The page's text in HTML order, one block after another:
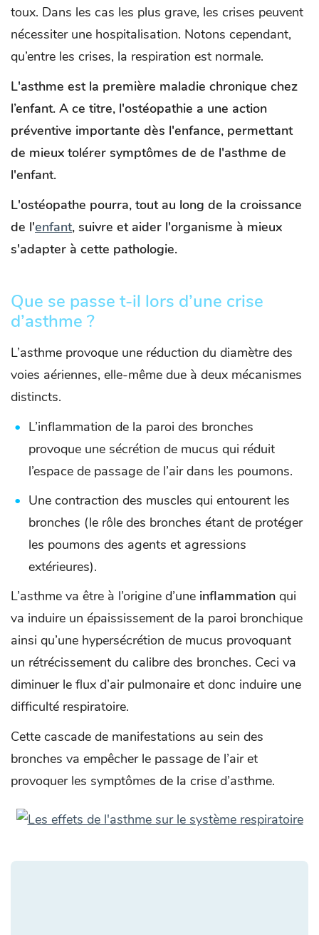
toux. Dans les cas les plus grave, les crises peuvent
nécessiter une hospitalisation. Notons cependant,
qu’entre les crises, la respiration est normale.
L'asthme est la première maladie chronique chez
l’enfant. A ce titre, l'ostéopathie a une action
préventive importante dès l'enfance, permettant
de mieux tolérer symptômes de de l'asthme de
l'enfant.
L'ostéopathe pourra, tout au long de la croissance
de l'enfant, suivre et aider l'organisme à mieux
s'adapter à cette pathologie.
Que se passe t-il lors d’une crise
d’asthme ?
L’asthme provoque une réduction du diamètre des
voies aériennes, elle-même due à deux mécanismes
distincts.
L’inflammation de la paroi des bronches
provoque une sécrétion de mucus qui réduit
l’espace de passage de l’air dans les poumons.
Une contraction des muscles qui entourent les
bronches (le rôle des bronches étant de protéger
les poumons des agents et agressions
extérieures).
L’asthme va être à l’origine d’une inflammation qui
va induire un épaississement de la paroi bronchique
ainsi qu’une hypersécrétion de mucus provoquant
un rétrécissement du calibre des bronches. Ceci va
diminuer le flux d’air pulmonaire et donc induire une
difficulté respiratoire.
Cette cascade de manifestations au sein des
bronches va empêcher le passage de l’air et
provoquer les symptômes de la crise d’asthme.